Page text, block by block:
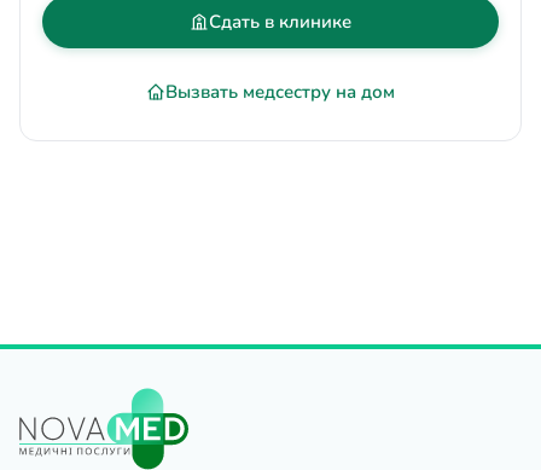
Сдать в клинике
Вызвать медсестру на дом